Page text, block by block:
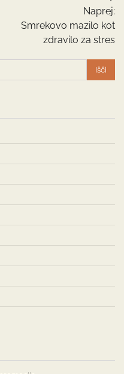
Naprej:
Smrekovo mazilo kot
zdravilo za stres